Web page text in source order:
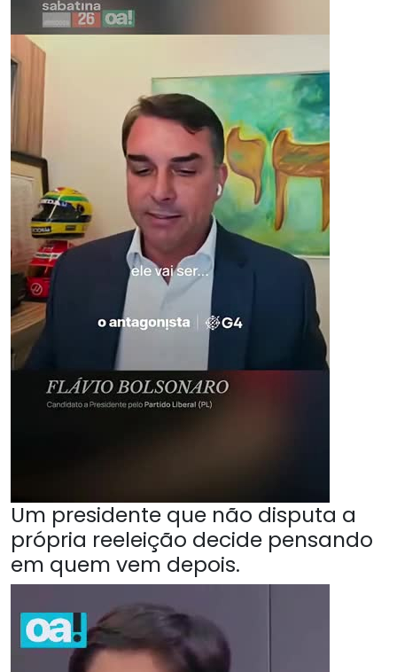
Um presidente que não disputa a
própria reeleição decide pensando
em quem vem depois.